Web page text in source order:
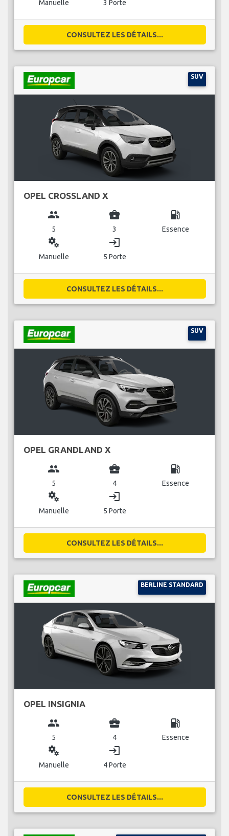
Manuelle 3 Porte
CONSULTEZ LES DÉTAILS...
SUV
OPEL CROSSLAND X
group
5
business_center
3
local_gas_station
Essence
miscellaneous_services
Manuelle
login
5 Porte
CONSULTEZ LES DÉTAILS...
SUV
OPEL GRANDLAND X
group
5
business_center
4
local_gas_station
Essence
miscellaneous_services
Manuelle
login
5 Porte
CONSULTEZ LES DÉTAILS...
BERLINE STANDARD
OPEL INSIGNIA
group
5
business_center
4
local_gas_station
Essence
miscellaneous_services
Manuelle
login
4 Porte
CONSULTEZ LES DÉTAILS...